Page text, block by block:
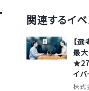
関連するイベ
【
最
★27
イ
株式